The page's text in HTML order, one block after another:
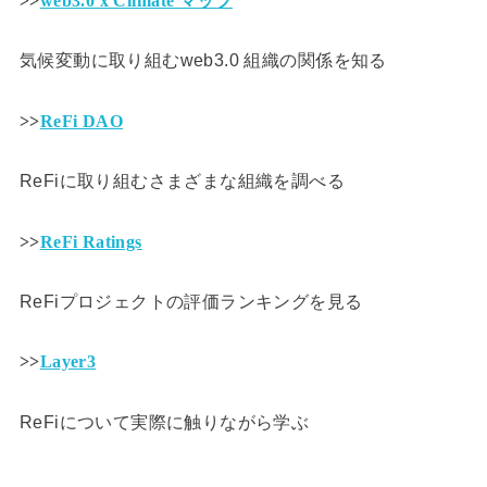
気候変動に取り組むweb3.0 組織の関係を知る
>>ReFi DAO
ReFiに取り組むさまざまな組織を調べる
>>ReFi Ratings
ReFiプロジェクトの評価ランキングを見る
>>Layer3
ReFiについて実際に触りながら学ぶ